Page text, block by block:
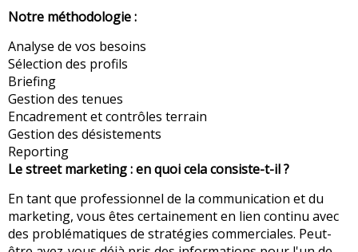
Notre méthodologie :
Analyse de vos besoins
Sélection des profils
Briefing
Gestion des tenues
Encadrement et contrôles terrain
Gestion des désistements
Reporting
Le street marketing : en quoi cela consiste-t-il ?
En tant que professionnel de la communication et du
marketing, vous êtes certainement en lien continu avec
des problématiques de stratégies commerciales. Peut-